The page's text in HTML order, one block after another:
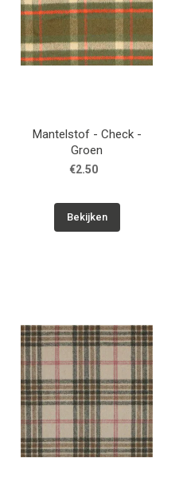
Mantelstof - Check -
Groen
€2.50
Bekijken